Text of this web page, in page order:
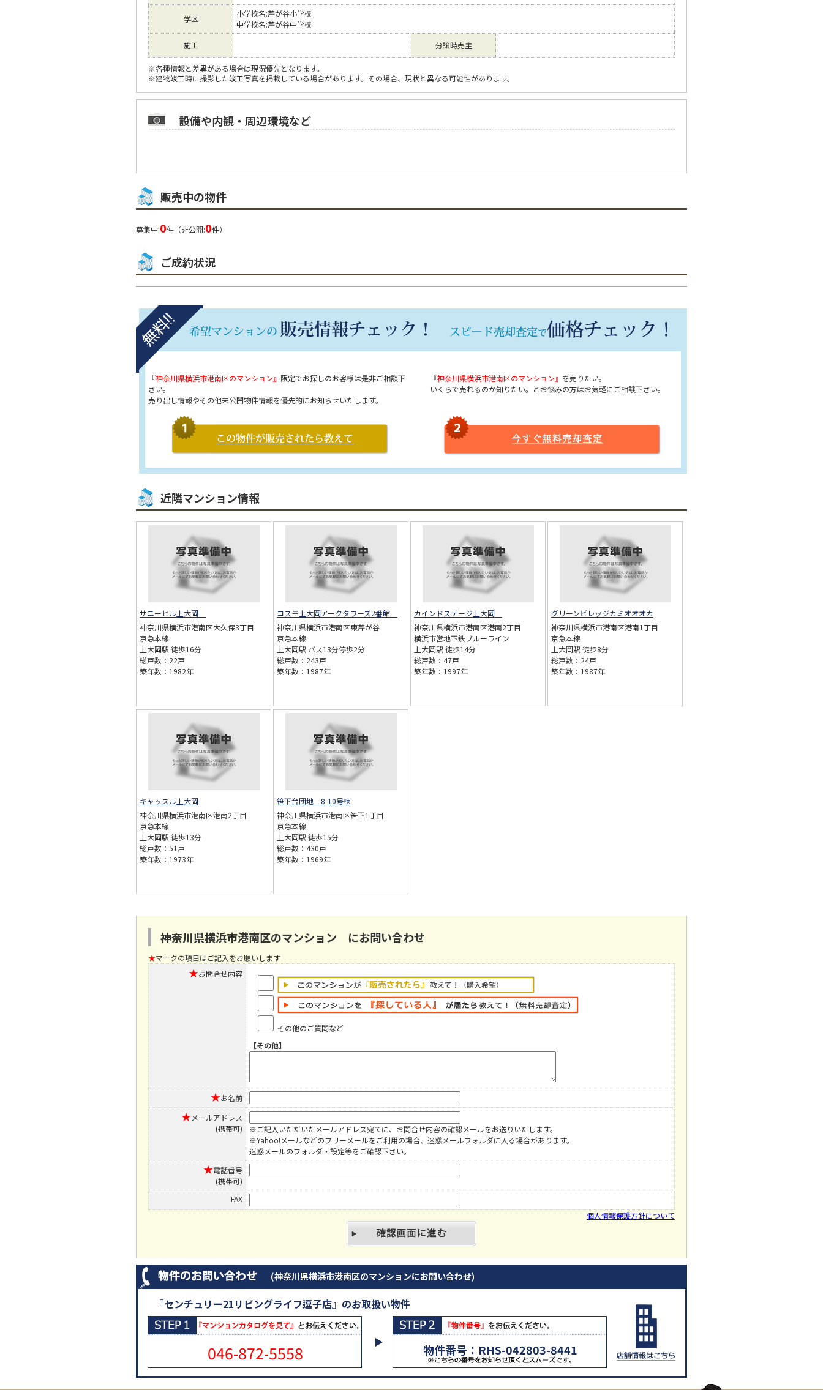
学区
小学校名:芹が谷小学校
中学校名:芹が谷中学校
施工
分譲時売主
※各種情報と差異がある場合は現況優先となります。
※建物竣工時に撮影した竣工写真を掲載している場合があります。その場合、現状と異なる可能性があります。
設備や内観・周辺環境など
販売中の物件
募集中:0件（非公開:0件）
ご成約状況
『神奈川県横浜市港南区のマンション』 限定でお探しのお客様は是非ご相談下
さい。
売り出し情報やその他未公開物件情報を優先的にお知らせいたします。
『神奈川県横浜市港南区のマンション』 を売りたい。
いくらで売れるのか知りたい。とお悩みの方はお気軽にご相談下さい。
近隣マンション情報
サニーヒル上大岡
神奈川県横浜市港南区大久保3丁目
京急本線
上大岡駅 徒歩16分
総戸数：22戸
築年数：1982年
コスモ上大岡アークタワーズ2番館
神奈川県横浜市港南区東芹が谷
京急本線
上大岡駅 バス13分停歩2分
総戸数：243戸
築年数：1987年
カインドステージ上大岡
神奈川県横浜市港南区港南2丁目
横浜市営地下鉄ブルーライン
上大岡駅 徒歩14分
総戸数：47戸
築年数：1997年
グリーンビレッジカミオオオカ
神奈川県横浜市港南区港南1丁目
京急本線
上大岡駅 徒歩8分
総戸数：24戸
築年数：1987年
キャッスル上大岡
神奈川県横浜市港南区港南2丁目
京急本線
上大岡駅 徒歩13分
総戸数：51戸
築年数：1973年
笹下台団地 8-10号棟
神奈川県横浜市港南区笹下1丁目
京急本線
上大岡駅 徒歩15分
総戸数：430戸
築年数：1969年
神奈川県横浜市港南区のマンション にお問い合わせ
★マークの項目はご記入をお願いします
★お問合せ内容
その他のご質問など
【その他】
★お名前
★ メールアドレス
(携帯可)
※ご記入いただいたメールアドレス宛てに、お問合せ内容の確認メールをお送りいたします。
※Yahoo!メールなどのフリーメールをご利用の場合、迷惑メールフォルダに入る場合があります。
迷惑メールのフォルダ・設定等をご確認下さい。
★電話番号
(携帯可)
FAX
個人情報保護方針について
(神奈川県横浜市港南区のマンションにお問い合わせ)
『センチュリー21リビングライフ逗子店』のお取扱い物件
046-872-5558 物件番号：RHS-042803-8441